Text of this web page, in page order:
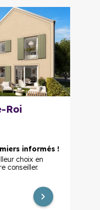
Roi
informés !
choix en
conseiller.